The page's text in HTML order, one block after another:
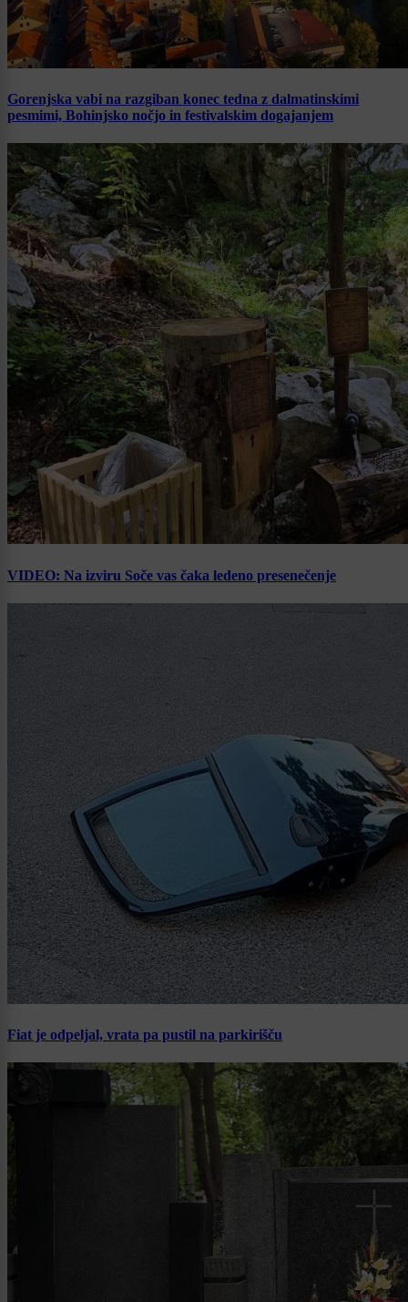
Gorenjska vabi na razgiban konec tedna z dalmatinskimi
pesmimi, Bohinjsko nočjo in festivalskim dogajanjem
VIDEO: Na izviru Soče vas čaka ledeno presenečenje
Fiat je odpeljal, vrata pa pustil na parkirišču